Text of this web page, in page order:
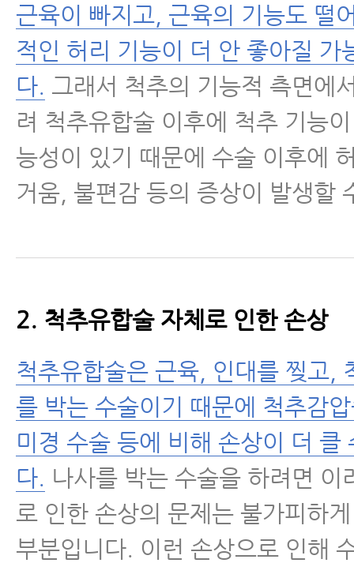
근육이 빠지고, 근육의 기능도 떨
적인 허리 기능이 더 안 좋아질 가
다. 그래서 척추의 기능적 측면에
려 척추유합술 이후에 척추 기능
능성이 있기 때문에 수술 이후에
거움, 불편감 등의 증상이 발생할
2. 척추유합술 자체로 인한 손상
척추유합술은 근육, 인대를 찢고,
를 박는 수술이기 때문에 척추감
미경 수술 등에 비해 손상이 더 클
다. 나사를 박는 수술을 하려면 이
로 인한 손상의 문제는 불가피하
부분입니다. 이런 손상으로 인해